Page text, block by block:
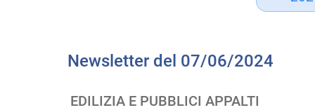
Newsletter del 07/06/2024
EDILIZIA E PUBBLICI APPALTI